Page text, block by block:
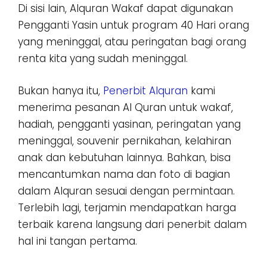
Di sisi lain, Alquran Wakaf dapat digunakan
Pengganti Yasin untuk program 40 Hari orang
yang meninggal, atau peringatan bagi orang
renta kita yang sudah meninggal.
Bukan hanya itu, Penerbit Alquran kami
menerima pesanan Al Quran untuk wakaf,
hadiah, pengganti yasinan, peringatan yang
meninggal, souvenir pernikahan, kelahiran
anak dan kebutuhan lainnya. Bahkan, bisa
mencantumkan nama dan foto di bagian
dalam Alquran sesuai dengan permintaan.
Terlebih lagi, terjamin mendapatkan harga
terbaik karena langsung dari penerbit dalam
hal ini tangan pertama.